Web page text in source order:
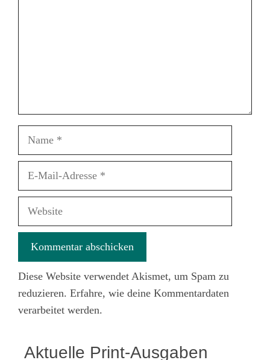
Name
Website
Diese Website verwendet Akismet, um Spam zu
reduzieren. Erfahre, wie deine Kommentardaten
verarbeitet werden.
Aktuelle Print-Ausgaben